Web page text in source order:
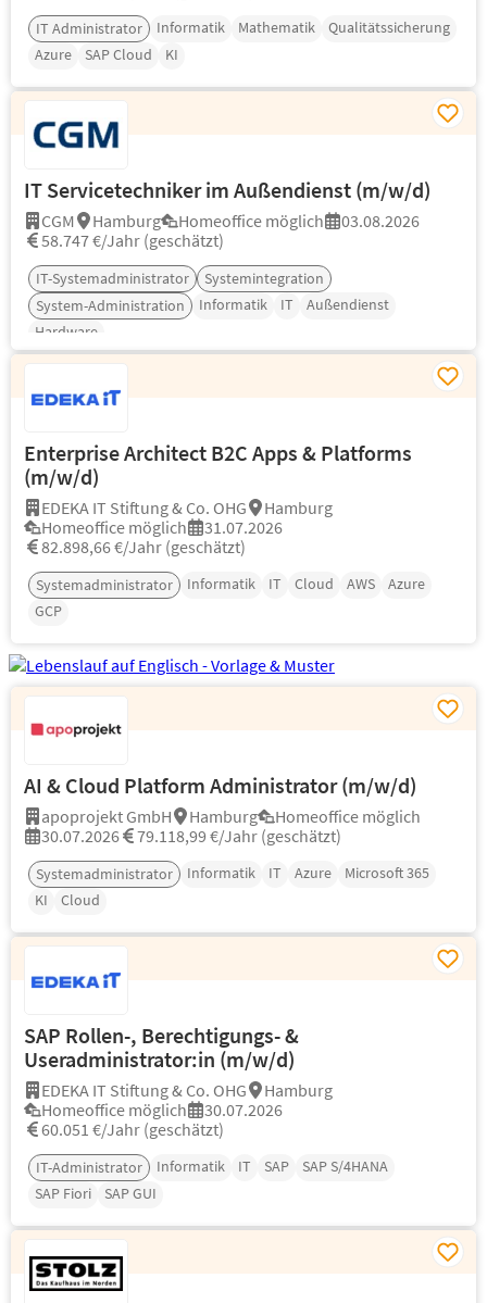
IT Administrator Informatik Mathematik
Qualitätssicherung
Azure
SAP Cloud KI
IT Servicetechniker im Außendienst (m/w/d)
CGM Hamburg Homeoffice möglich
03.08.2026
58.747 €/Jahr (geschätzt)
IT-Systemadministrator
Systemintegration
System-Administration
Informatik IT
Außendienst
Hardware
Enterprise Architect B2C Apps & Platforms
(m/w/d)
EDEKA IT Stiftung & Co. OHG
Hamburg
Homeoffice möglich
31.07.2026
82.898,66 €/Jahr (geschätzt)
Systemadministrator Informatik IT Cloud AWS
Azure
GCP
AI & Cloud Platform Administrator (m/w/d)
apoprojekt GmbH Hamburg
Homeoffice möglich
30.07.2026
79.118,99 €/Jahr (geschätzt)
Systemadministrator Informatik IT Azure
Microsoft 365
KI
Cloud
SAP Rollen-, Berechtigungs- &
Useradministrator:in (m/w/d)
EDEKA IT Stiftung & Co. OHG
Hamburg
Homeoffice möglich
30.07.2026
60.051 €/Jahr (geschätzt)
IT-Administrator Informatik IT SAP
SAP S/4HANA
SAP Fiori
SAP GUI